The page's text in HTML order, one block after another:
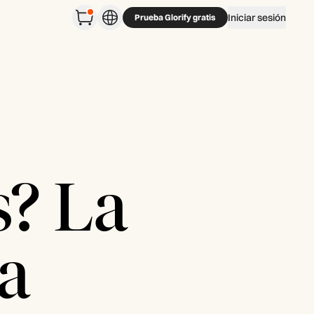
Prueba Glorify gratis Iniciar sesión
La